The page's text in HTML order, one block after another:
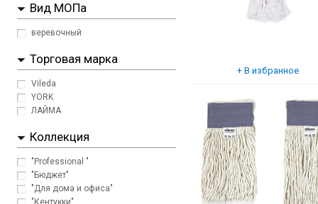
Вид МОПа
веревочный
Торговая марка
Vileda
YORK
ЛАЙМА
Коллекция
"Professional "
"Бюджет"
"Для дома и офиса"
"Кентукки"